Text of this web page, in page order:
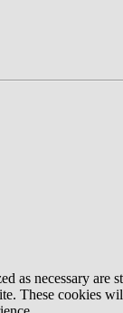
necessary are
These cookies